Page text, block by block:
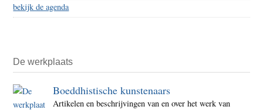
bekijk de agenda
De werkplaats
Boeddhistische kunstenaars
Artikelen en beschrijvingen van en over het werk van